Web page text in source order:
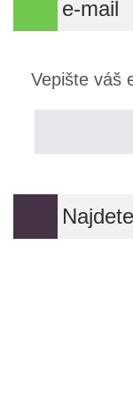
e-mail
Vepište váš